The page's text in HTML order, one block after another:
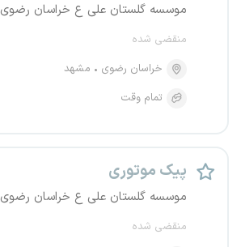
موسسه گلستان علی ع خراسان رضوی
منقضی شده
خراسان رضوی
مشهد
تمام وقت
پیک موتوری
موسسه گلستان علی ع خراسان رضوی
منقضی شده